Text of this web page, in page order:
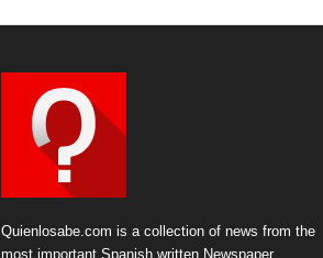
Quienlosabe.com is a collection of news from the
most important Spanish written Newspaper.